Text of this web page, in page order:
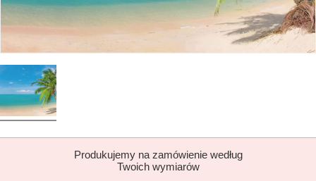
Produkujemy na zamówienie według
Twoich wymiarów